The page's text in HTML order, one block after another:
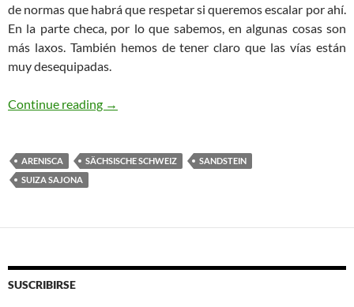
de normas que habrá que respetar si queremos escalar por ahí.
En la parte checa, por lo que sabemos, en algunas cosas son
más laxos. También hemos de tener claro que las vías están
muy desequipadas.
Continue reading Sandstein (Suiza Sajona) 2018
→
ARENISCA SÄCHSISCHE SCHWEIZ
SANDSTEIN
SUIZA SAJONA
SUSCRIBIRSE